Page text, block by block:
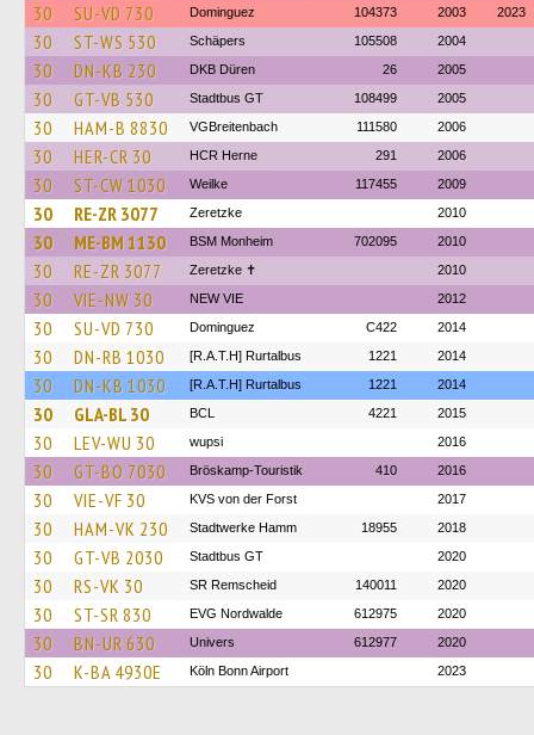
30 SU-VD 730 Dominguez 104373 2003 2023
30 ST-WS 530 Schäpers 105508 2004
30 DN-KB 230 DKB Düren 26 2005
30 GT-VB 530 Stadtbus GT 108499 2005
30 HAM-B 8830 VGBreitenbach 111580 2006
30 HER-CR 30 HCR Herne 291 2006
30 ST-CW 1030 Weilke 117455 2009
30 RE-ZR 3077 Zeretzke 2010
30 ME-BM 1130 BSM Monheim 702095 2010
30 RE-ZR 3077 Zeretzke ✝ 2010
30 VIE-NW 30 NEW VIE 2012
30 SU-VD 730 Dominguez C422 2014
30 DN-RB 1030 [R.A.T.H] Rurtalbus 1221 2014
30 DN-KB 1030 [R.A.T.H] Rurtalbus 1221 2014
30 GLA-BL 30 BCL 4221 2015
30 LEV-WU 30 wupsi 2016
30 GT-BO 7030 Bröskamp-Touristik 410 2016
30 VIE-VF 30 KVS von der Forst 2017
30 HAM-VK 230 Stadtwerke Hamm 18955 2018
30 GT-VB 2030 Stadtbus GT 2020
30 RS-VK 30 SR Remscheid 140011 2020
30 ST-SR 830 EVG Nordwalde 612975 2020
30 BN-UR 630 Univers 612977 2020
30 K-BA 4930E Köln Bonn Airport 2023